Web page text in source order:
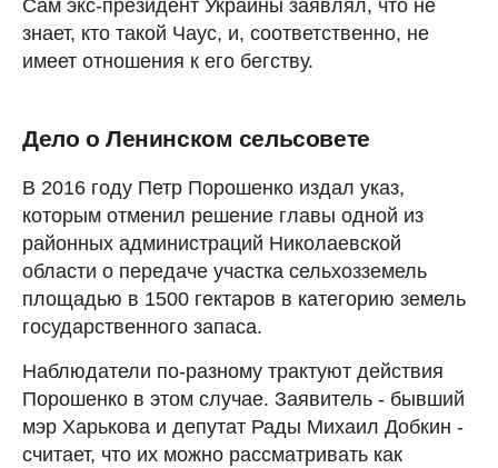
Сам экс-президент Украины заявлял, что не
знает, кто такой Чаус, и, соответственно, не
имеет отношения к его бегству.
Дело о Ленинском сельсовете
В 2016 году Петр Порошенко издал указ,
которым отменил решение главы одной из
районных администраций Николаевской
области о передаче участка сельхозземель
площадью в 1500 гектаров в категорию земель
государственного запаса.
Наблюдатели по-разному трактуют действия
Порошенко в этом случае. Заявитель - бывший
мэр Харькова и депутат Рады Михаил Добкин -
считает, что их можно рассматривать как